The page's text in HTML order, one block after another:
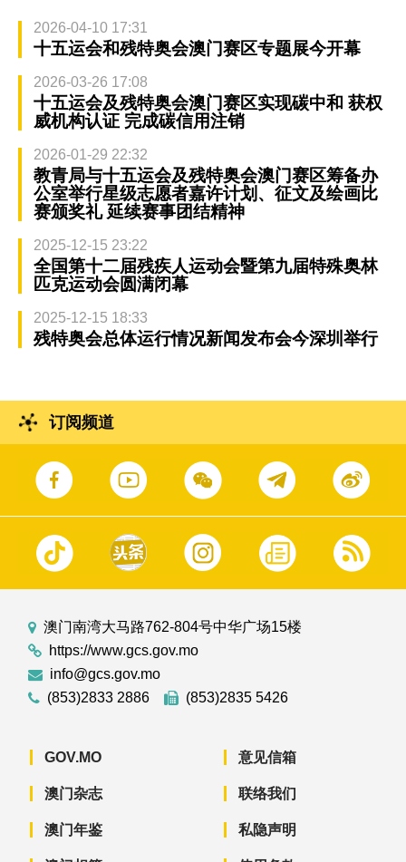
2026-04-10 17:31
十五运会和残特奥会澳门赛区专题展今开幕
2026-03-26 17:08
十五运会及残特奥会澳门赛区实现碳中和 获权
威机构认证 完成碳信用注销
2026-01-29 22:32
教青局与十五运会及残特奥会澳门赛区筹备办
公室举行星级志愿者嘉许计划、征文及绘画比
赛颁奖礼 延续赛事团结精神
2025-12-15 23:22
全国第十二届残疾人运动会暨第九届特殊奥林
匹克运动会圆满闭幕
2025-12-15 18:33
残特奥会总体运行情况新闻发布会今深圳举行
订阅频道
澳门南湾大马路762-804号中华广场15楼
https://www.gcs.gov.mo
info@gcs.gov.mo
(853)2833 2886
(853)2835 5426
GOV.MO
澳门杂志
澳门年鉴
意见信箱
联络我们
私隐声明